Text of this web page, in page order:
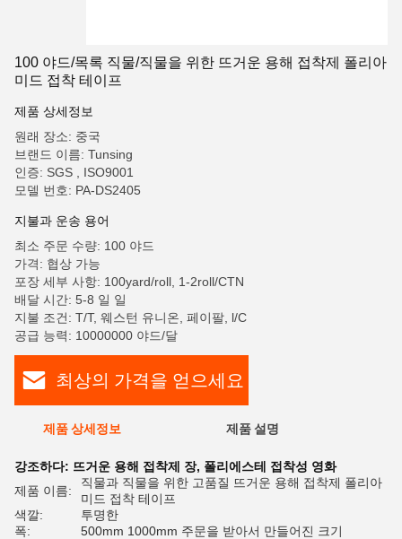
100 야드/목록 직물/직물을 위한 뜨거운 용해 접착제 폴리아
미드 접착 테이프
제품 상세정보
원래 장소: 중국
브랜드 이름: Tunsing
인증: SGS , ISO9001
모델 번호: PA-DS2405
지불과 운송 용어
최소 주문 수량: 100 야드
가격: 협상 가능
포장 세부 사항: 100yard/roll, 1-2roll/CTN
배달 시간: 5-8 일 일
지불 조건: T/T, 웨스턴 유니온, 페이팔, l/C
공급 능력: 10000000 야드/달
최상의 가격을 얻으세요
제품 상세정보 제품 설명
강조하다: 뜨거운 용해 접착제 장, 폴리에스테 접착성 영화
제품 이름:
직물과 직물을 위한 고품질 뜨거운 용해 접착제 폴리아
미드 접착 테이프
색깔:
투명한
폭:
500mm 1000mm 주문을 받아서 만들어진 크기